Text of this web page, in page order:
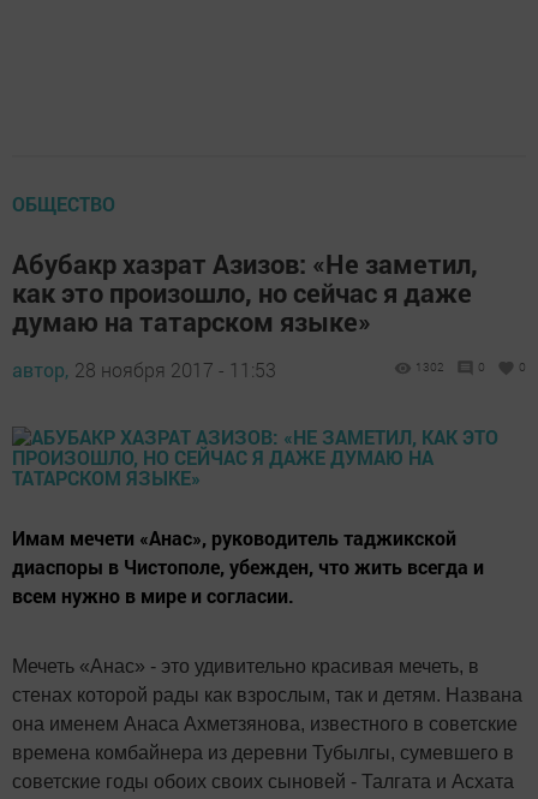
ОБЩЕСТВО
Абубакр хазрат Азизов: «Не заметил,
как это произошло, но сейчас я даже
думаю на татарском языке»
автор, 28 ноября 2017 - 11:53 1302 0 0
Имам мечети «Анас», руководитель таджикской
диаспоры в Чистополе, убежден, что жить всегда и
всем нужно в мире и согласии.
Мечеть «Анас» - это удивительно красивая мечеть, в
стенах которой рады как взрослым, так и детям. Названа
она именем Анаса Ахметзянова, известного в советские
времена комбайнера из деревни Тубылгы, сумевшего в
советские годы обоих своих сыновей - Талгата и Асхата